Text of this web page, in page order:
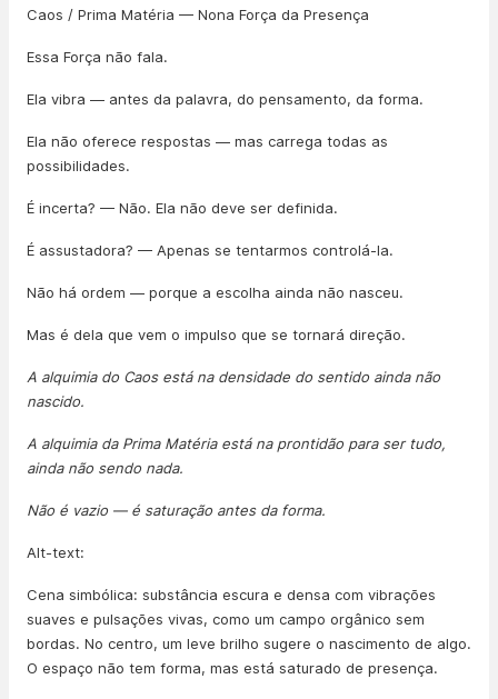
Caos / Prima Matéria — Nona Força da Presença
Essa Força não fala.
Ela vibra — antes da palavra, do pensamento, da forma.
Ela não oferece respostas — mas carrega todas as
possibilidades.
É incerta? — Não. Ela não deve ser definida.
É assustadora? — Apenas se tentarmos controlá-la.
Não há ordem — porque a escolha ainda não nasceu.
Mas é dela que vem o impulso que se tornará direção.
A alquimia do Caos está na densidade do sentido ainda não
nascido.
A alquimia da Prima Matéria está na prontidão para ser tudo,
ainda não sendo nada.
Não é vazio — é saturação antes da forma.
Alt-text:
Cena simbólica: substância escura e densa com vibrações
suaves e pulsações vivas, como um campo orgânico sem
bordas. No centro, um leve brilho sugere o nascimento de algo.
O espaço não tem forma, mas está saturado de presença.